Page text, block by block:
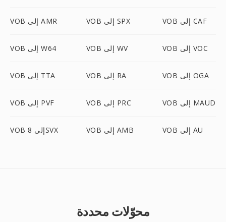
VOB إلى AMR VOB إلى SPX VOB إلى CAF
VOB إلى W64 VOB إلى WV VOB إلى VOC
VOB إلى TTA VOB إلى RA VOB إلى OGA
VOB إلى PVF VOB إلى PRC VOB إلى MAUD
VOB إلى 8SVX VOB إلى AMB VOB إلى AU
محوّلات محددة